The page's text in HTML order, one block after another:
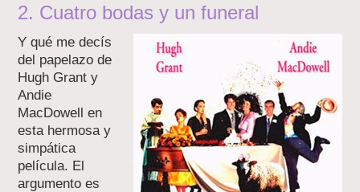
2. Cuatro bodas y un funeral
Y qué me decís
del papelazo de
Hugh Grant y
Andie
MacDowell en
esta hermosa y
simpática
película. El
argumento es